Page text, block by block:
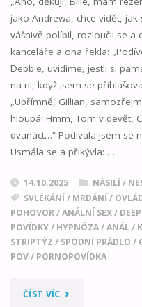
NEZAPOMÍNÁ
02"
jako Andrewa, chce vidět, jak
vášnivě políbil, rozloučil se a
kanceláře a ona řekla:
Debbie, uvidíme, jestli si
na ni, když jsem se
„Upřímně, Gillian,
hloupá! Hmm, Tom v devět,
dvanáct…“ Podívala jsem se
Usmála se a přikývla: …
14.10.2025
NÁSILÍ /
SVLÉKÁNÍ / MRDÁNÍ /
POHOVOR/ANÁLNÍ SEX/
POVÍDKY/ HYPNÓZA/ANÁL/
STRIPTÝZ / SPODNÍ PRÁDLO /
POV/ PORNOPOVÍDKA
ČÍST VÍC"DEBBIINA